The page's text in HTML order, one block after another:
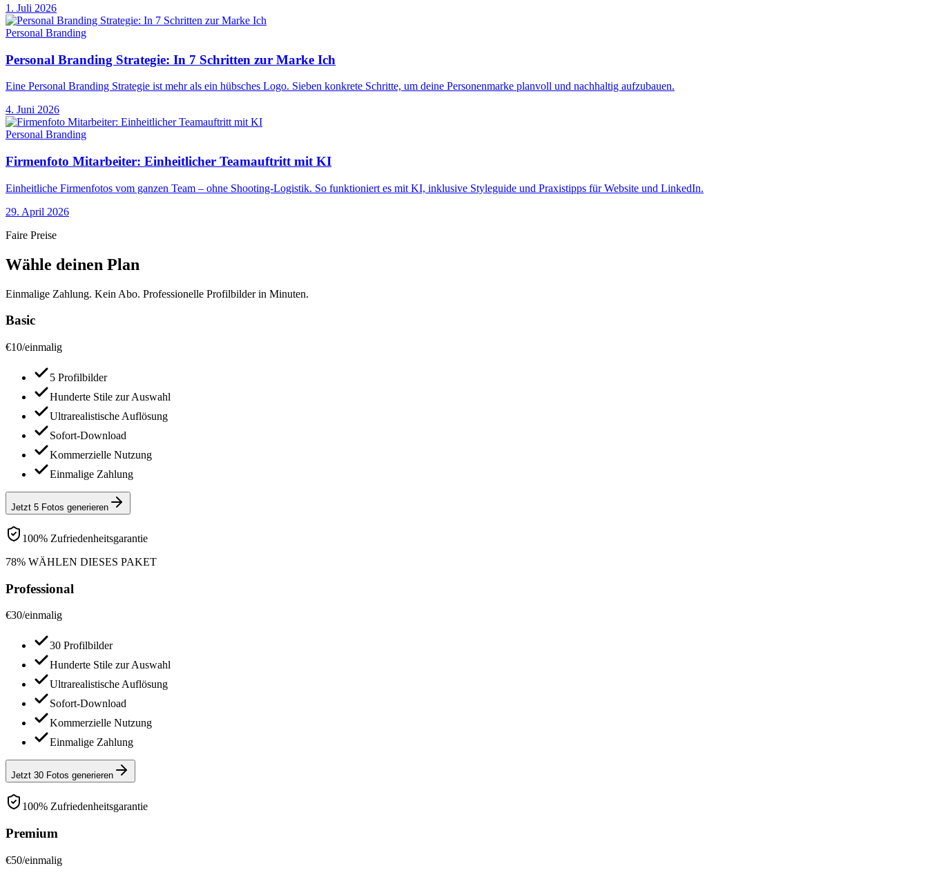
1. Juli 2026
Personal Branding
Personal Branding Strategie: In 7 Schritten zur Marke Ich
Eine Personal Branding Strategie ist mehr als ein hübsches Logo. Sieben konkrete Schritte, um deine Personenmarke planvoll und nachhaltig aufzubauen.
4. Juni 2026
Personal Branding
Firmenfoto Mitarbeiter: Einheitlicher Teamauftritt mit KI
Einheitliche Firmenfotos vom ganzen Team – ohne Shooting-Logistik. So funktioniert es mit KI, inklusive Styleguide und Praxistipps für Website und LinkedIn.
29. April 2026
Faire Preise
Wähle deinen Plan
Einmalige Zahlung. Kein Abo. Professionelle Profilbilder in Minuten.
Basic
€10/einmalig
5 Profilbilder
Hunderte Stile zur Auswahl
Ultrarealistische Auflösung
Sofort-Download
Kommerzielle Nutzung
Einmalige Zahlung
Jetzt 5 Fotos generieren
100% Zufriedenheitsgarantie
78% WÄHLEN DIESES PAKET
Professional
€30/einmalig
30 Profilbilder
Hunderte Stile zur Auswahl
Ultrarealistische Auflösung
Sofort-Download
Kommerzielle Nutzung
Einmalige Zahlung
Jetzt 30 Fotos generieren
100% Zufriedenheitsgarantie
Premium
€50/einmalig